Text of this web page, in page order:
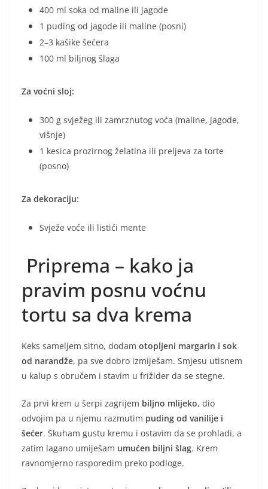
400 ml soka od maline ili jagode
1 puding od jagode ili maline (posni)
2–3 kašike šećera
100 ml biljnog šlaga
Za voćni sloj:
300 g svježeg ili zamrznutog voća (maline, jagode,
višnje)
1 kesica prozirnog želatina ili preljeva za torte
(posno)
Za dekoraciju:
Svježe voće ili listići mente
Priprema – kako ja
pravim posnu voćnu
tortu sa dva krema
Keks sameljem sitno, dodam otopljeni margarin i sok
od narandže, pa sve dobro izmiješam. Smjesu utisnem
u kalup s obručem i stavim u frižider da se stegne.
Za prvi krem u šerpi zagrijem biljno mlijeko, dio
odvojim pa u njemu razmutim puding od vanilije i
šećer. Skuham gustu kremu i ostavim da se prohladi, a
zatim lagano umiješam umućen biljni šlag. Krem
ravnomjerno rasporedim preko podloge.